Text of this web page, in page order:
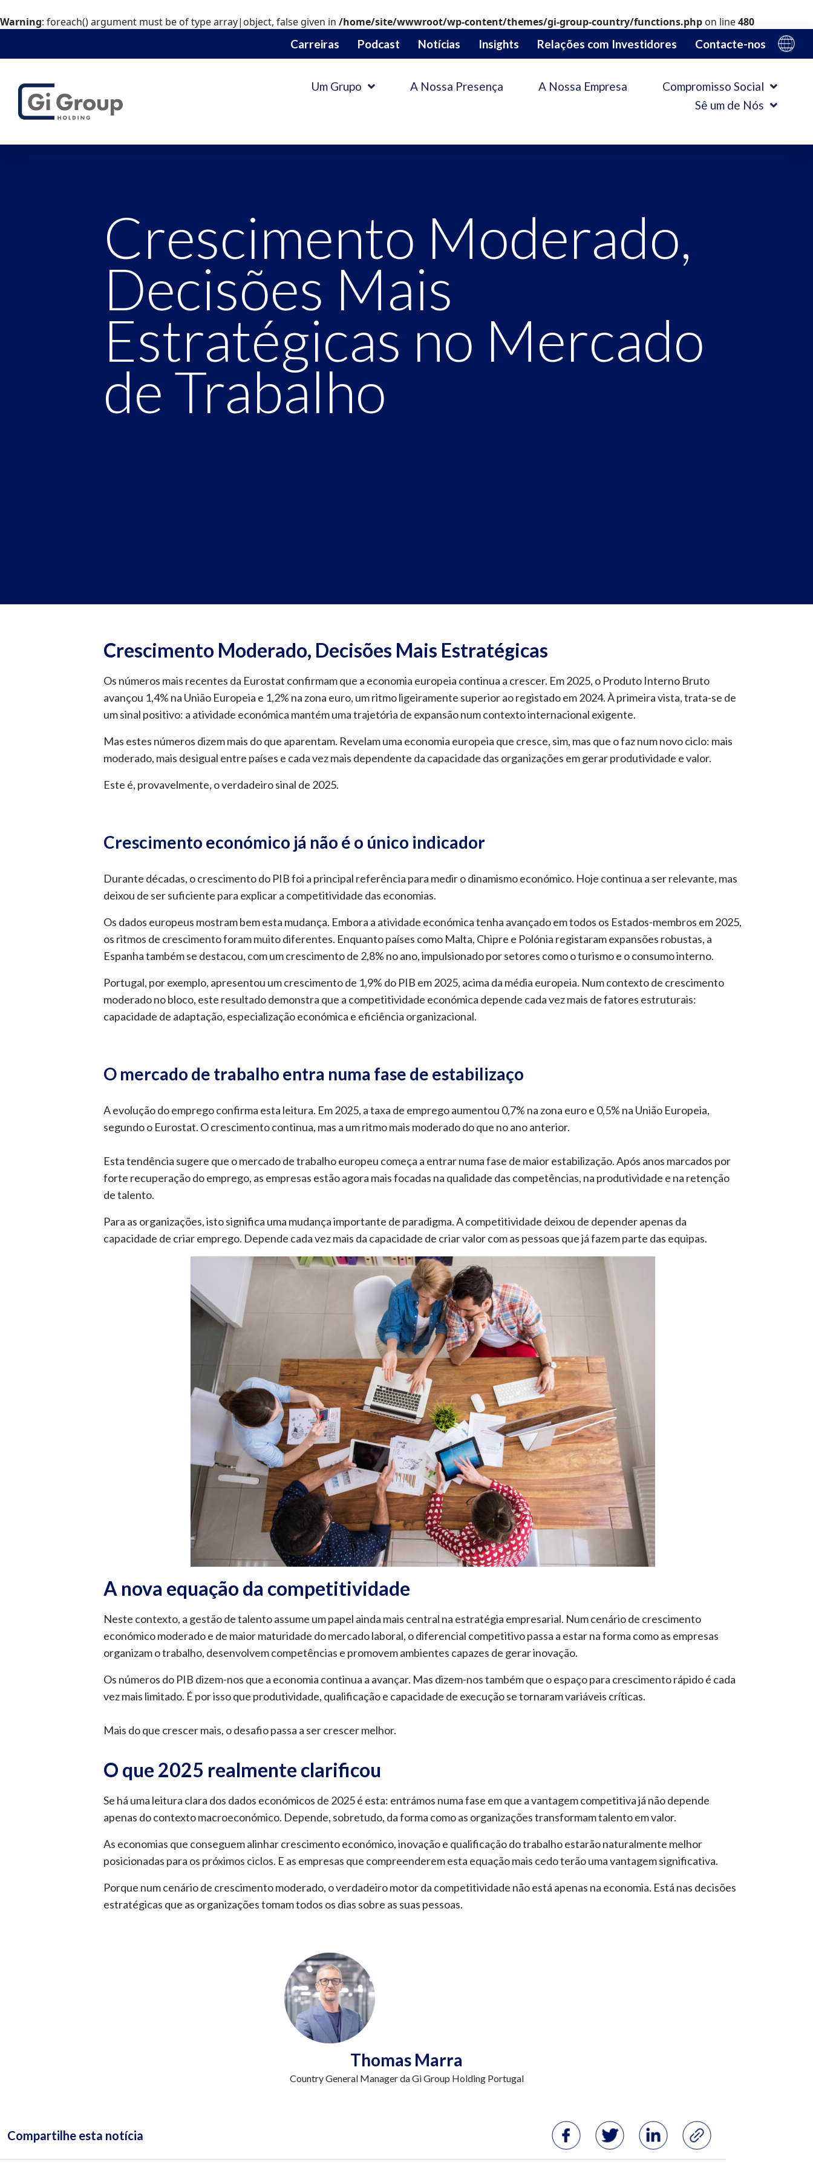
Warning: foreach() argument must be of type array|object, false given in /home/site/wwwroot/wp-content/themes/gi-group-country/functions.phpon line480
Carreiras Podcast Notícias Insights Relações com Investidores Contacte-nos
Um Grupo A Nossa Presença A Nossa Empresa
Compromisso Social
Sê um de Nós
Crescimento Moderado,
Decisões Mais
Estratégicas no Mercado
de Trabalho
Crescimento Moderado, Decisões Mais Estratégicas
Os números mais recentes da Eurostat confirmam que a economia europeia continua a crescer. Em 2025, o Produto Interno Bruto
avançou 1,4% na União Europeia e 1,2% na zona euro, um ritmo ligeiramente superior ao registado em 2024. À primeira vista, trata-se de
um sinal positivo: a atividade económica mantém uma trajetória de expansão num contexto internacional exigente.
Mas estes números dizem mais do que aparentam. Revelam uma economia europeia que cresce, sim, mas que o faz num novo ciclo: mais
moderado, mais desigual entre países e cada vez mais dependente da capacidade das organizações em gerar produtividade e valor.
Este é, provavelmente, o verdadeiro sinal de 2025.
Crescimento económico já não é o único indicador
Durante décadas, o crescimento do PIB foi a principal referência para medir o dinamismo económico. Hoje continua a ser relevante, mas
deixou de ser suficiente para explicar a competitividade das economias.
Os dados europeus mostram bem esta mudança. Embora a atividade económica tenha avançado em todos os Estados-membros em 2025,
os ritmos de crescimento foram muito diferentes. Enquanto países como Malta, Chipre e Polónia registaram expansões robustas, a
Espanha também se destacou, com um crescimento de 2,8% no ano, impulsionado por setores como o turismo e o consumo interno.
Portugal, por exemplo, apresentou um crescimento de 1,9% do PIB em 2025, acima da média europeia. Num contexto de crescimento
moderado no bloco, este resultado demonstra que a competitividade económica depende cada vez mais de fatores estruturais:
capacidade de adaptação, especialização económica e eficiência organizacional.
O mercado de trabalho entra numa fase de estabilizaço
A evolução do emprego confirma esta leitura. Em 2025, a taxa de emprego aumentou 0,7% na zona euro e 0,5% na União Europeia,
segundo o Eurostat. O crescimento continua, mas a um ritmo mais moderado do que no ano anterior.
Esta tendência sugere que o mercado de trabalho europeu começa a entrar numa fase de maior estabilização. Após anos marcados por
forte recuperação do emprego, as empresas estão agora mais focadas na qualidade das competências, na produtividade e na retenção
de talento.
Para as organizações, isto significa uma mudança importante de paradigma. A competitividade deixou de depender apenas da
capacidade de criar emprego. Depende cada vez mais da capacidade de criar valor com as pessoas que já fazem parte das equipas.
A nova equação da competitividade
Neste contexto, a gestão de talento assume um papel ainda mais central na estratégia empresarial. Num cenário de crescimento
económico moderado e de maior maturidade do mercado laboral, o diferencial competitivo passa a estar na forma como as empresas
organizam o trabalho, desenvolvem competências e promovem ambientes capazes de gerar inovação.
Os números do PIB dizem-nos que a economia continua a avançar. Mas dizem-nos também que o espaço para crescimento rápido é cada
vez mais limitado. É por isso que produtividade, qualificação e capacidade de execução se tornaram variáveis críticas.
Mais do que crescer mais, o desafio passa a ser crescer melhor.
O que 2025 realmente clarificou
Se há uma leitura clara dos dados económicos de 2025 é esta: entrámos numa fase em que a vantagem competitiva já não depende
apenas do contexto macroeconómico. Depende, sobretudo, da forma como as organizações transformam talento em valor.
As economias que conseguem alinhar crescimento económico, inovação e qualificação do trabalho estarão naturalmente melhor
posicionadas para os próximos ciclos. E as empresas que compreenderem esta equação mais cedo terão uma vantagem significativa.
Porque num cenário de crescimento moderado, o verdadeiro motor da competitividade não está apenas na economia. Está nas decisões
estratégicas que as organizações tomam todos os dias sobre as suas pessoas.
Thomas Marra
Country General Manager da Gi Group Holding Portugal